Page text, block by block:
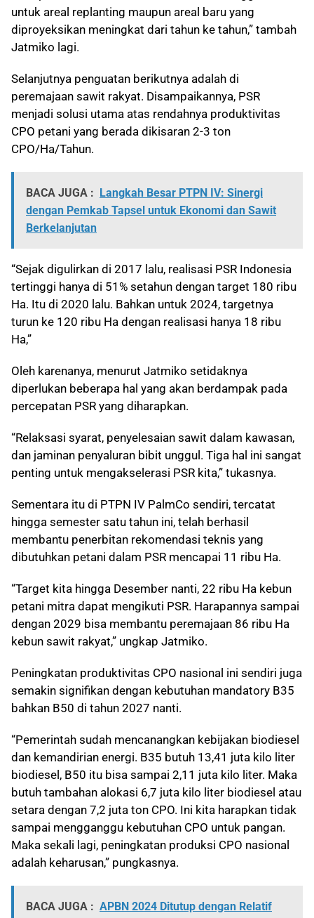
untuk areal replanting maupun areal baru yang
diproyeksikan meningkat dari tahun ke tahun,” tambah
Jatmiko lagi.
Selanjutnya penguatan berikutnya adalah di
peremajaan sawit rakyat. Disampaikannya, PSR
menjadi solusi utama atas rendahnya produktivitas
CPO petani yang berada dikisaran 2-3 ton
CPO/Ha/Tahun.
BACA JUGA :
Langkah Besar PTPN IV: Sinergi
dengan Pemkab Tapsel untuk Ekonomi dan Sawit
Berkelanjutan
“Sejak digulirkan di 2017 lalu, realisasi PSR Indonesia
tertinggi hanya di 51% setahun dengan target 180 ribu
Ha. Itu di 2020 lalu. Bahkan untuk 2024, targetnya
turun ke 120 ribu Ha dengan realisasi hanya 18 ribu
Ha,”
Oleh karenanya, menurut Jatmiko setidaknya
diperlukan beberapa hal yang akan berdampak pada
percepatan PSR yang diharapkan.
“Relaksasi syarat, penyelesaian sawit dalam kawasan,
dan jaminan penyaluran bibit unggul. Tiga hal ini sangat
penting untuk mengakselerasi PSR kita,” tukasnya.
Sementara itu di PTPN IV PalmCo sendiri, tercatat
hingga semester satu tahun ini, telah berhasil
membantu penerbitan rekomendasi teknis yang
dibutuhkan petani dalam PSR mencapai 11 ribu Ha.
“Target kita hingga Desember nanti, 22 ribu Ha kebun
petani mitra dapat mengikuti PSR. Harapannya sampai
dengan 2029 bisa membantu peremajaan 86 ribu Ha
kebun sawit rakyat,” ungkap Jatmiko.
Peningkatan produktivitas CPO nasional ini sendiri juga
semakin signifikan dengan kebutuhan mandatory B35
bahkan B50 di tahun 2027 nanti.
“Pemerintah sudah mencanangkan kebijakan biodiesel
dan kemandirian energi. B35 butuh 13,41 juta kilo liter
biodiesel, B50 itu bisa sampai 2,11 juta kilo liter. Maka
butuh tambahan alokasi 6,7 juta kilo liter biodiesel atau
setara dengan 7,2 juta ton CPO. Ini kita harapkan tidak
sampai mengganggu kebutuhan CPO untuk pangan.
Maka sekali lagi, peningkatan produksi CPO nasional
adalah keharusan,” pungkasnya.
BACA JUGA : APBN 2024 Ditutup dengan Relatif